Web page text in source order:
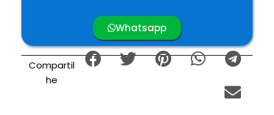
Whatsapp
Compartil
he